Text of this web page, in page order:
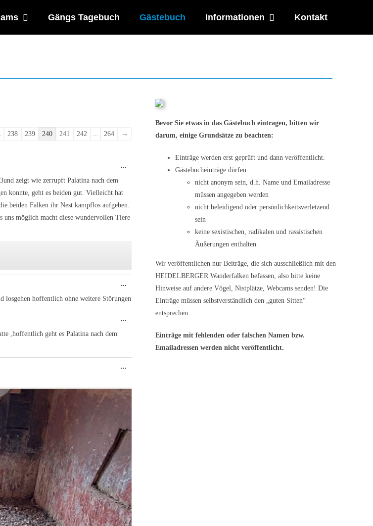
Gängs Tagebuch Gästebuch Informationen Kontakt
238 239 240 241 242 ... 264 →
zeigt wie zerrupft Palatina nach dem
konnte, geht es beiden gut. Vielleicht hat
beiden Falken ihr Nest kampflos aufgeben.
uns möglich macht diese wundervollen Tiere
...Diese
losgehen hoffentlich ohne weitere Störungen
...Diese
ein-/ausblenden.
,hoffentlich geht es Palatina nach dem
...Diese
ein-/ausblenden.
...Diese
Bevor Sie etwas in das Gästebuch eintragen, bitten wir
darum, einige Grundsätze zu beachten:
Einträge werden erst geprüft und dann veröffentlicht.
Gästebucheinträge dürfen:
nicht anonym sein, d.h. Name und Emailadresse
müssen angegeben werden
nicht beleidigend oder persönlichkeitsverletzend
sein
keine sexistischen, radikalen und rassistischen
Äußerungen enthalten.
Wir veröffentlichen nur Beiträge, die sich ausschließlich mit den
HEIDELBERGER Wanderfalken befassen, also bitte keine
Hinweise auf andere Vögel, Nistplätze, Webcams senden! Die
Einträge müssen selbstverständlich den „guten Sitten“
entsprechen.
Einträge mit fehlenden oder falschen Namen bzw.
Emailadressen werden nicht veröffentlicht.